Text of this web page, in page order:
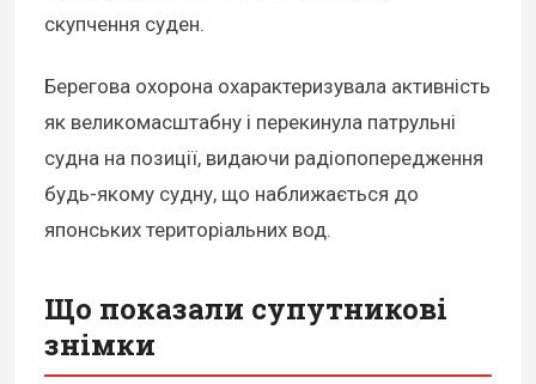
скупчення суден.
Берегова охорона охарактеризувала активність
як великомасштабну і перекинула патрульні
судна на позиції, видаючи радіопопередження
будь-якому судну, що наближається до
японських територіальних вод.
Що показали супутникові
знімки